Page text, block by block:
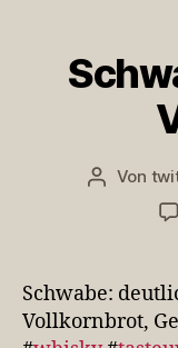
Von
Schwabe:
Vollkornbrot,